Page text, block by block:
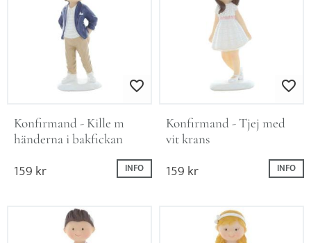
Lägg till i favoriter
Konfirmand - Kille m
händerna i bakfickan
159kr INFO
Lägg till i
Konfirmand - Tjej med
vit krans
159kr INFO